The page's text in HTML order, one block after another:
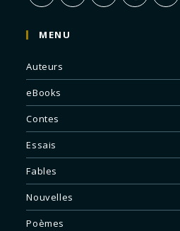
MENU
Auteurs
eBooks
Contes
Essais
Fables
Nouvelles
Poèmes